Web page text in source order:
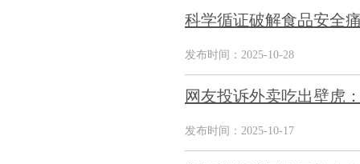
科学循证破解食品安全
发布时间：2025-10-28
网友投诉外卖吃出壁虎
发布时间：2025-10-17